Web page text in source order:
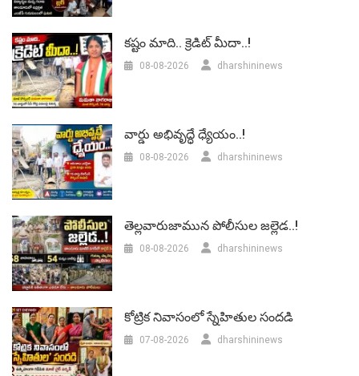
కష్టం మాది.. క్రెడిట్ మీదా..!
08-08-2026 dharshininews
వార్డు అభివృద్ధే ధ్యేయం..!
08-08-2026 dharshininews
తెల్లవారుజామున పోలీసుల జల్లెడ..!
08-08-2026 dharshininews
కోట్రిక నివాసంలో స్నేహితుల సందడి
07-08-2026 dharshininews